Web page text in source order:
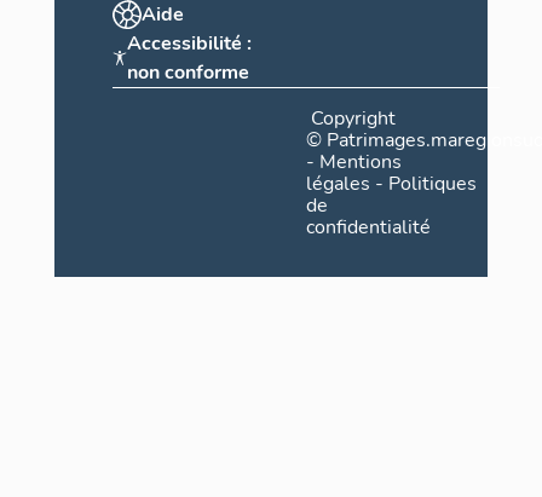
Aide
Accessibilité :
non conforme
Copyright
©
- Mentions
légales - Politiques
de
confidentialité